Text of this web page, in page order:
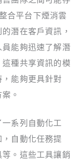
合平台下煙消雲
潛在客戶資訊，
能夠迅速了解潛
種共享資訊的模
能夠更具針對
。
一系列自動化工
自動化任務提
。這些工具讓銷